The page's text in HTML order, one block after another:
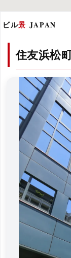
ビル景 JAPAN
住友浜松